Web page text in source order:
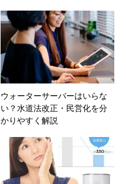
ウォーターサーバーはいらな
い？水道法改正・民営化を分
かりやすく解説